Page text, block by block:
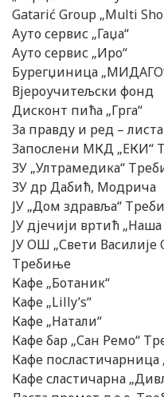
Gatarić Group „Multi
Ауто сервис „Гаџа“
Ауто сервис „Иро“
Бурегџиница
Вјероучитељски фонд
Дисконт пића „Грга“
За правду и ред –
Запослени МКД „ЕКИ“
ЗУ „Ултрамедика“
ЗУ др Дабић, Модрича
ЈУ „Дом здравља“
ЈУ дјечији вртић „Наша
ЈУ ОШ „Свети
Требиње
Кафе „Ботаник“
Кафе „Lilly’s“
Кафе „Натали“
Кафе бар „Сан Ремо“
Кафе
Кафе сластичарна